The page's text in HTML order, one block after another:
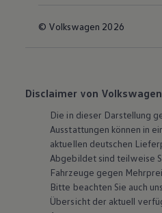
© Volkswagen 2026
Disclaimer von Volkswagen
Die in dieser Darstellung
Ausstattungen können in
aktuellen deutschen
Abgebildet sind teilweise
Fahrzeuge gegen
Bitte beachten Sie auch
Übersicht der aktuell